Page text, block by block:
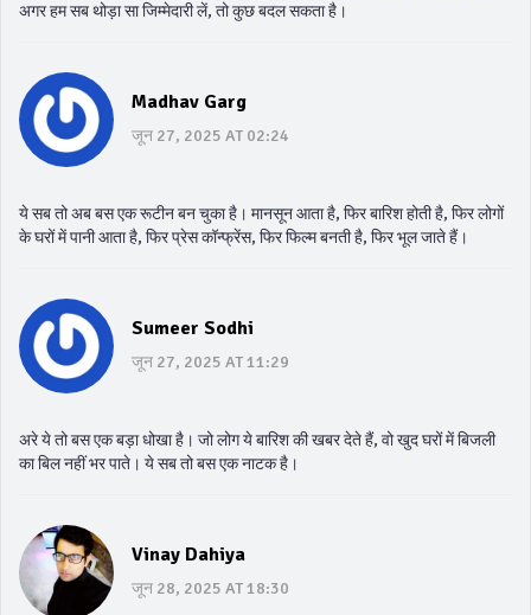
अगर हम सब थोड़ा सा जिम्मेदारी लें, तो कुछ बदल सकता है।
Madhav Garg
जून 27, 2025 AT 02:24
ये सब तो अब बस एक रूटीन बन चुका है। मानसून आता है, फिर बारिश होती है, फिर लोगों
के घरों में पानी आता है, फिर प्रेस कॉन्फ्रेंस, फिर फिल्म बनती है, फिर भूल जाते हैं।
Sumeer Sodhi
जून 27, 2025 AT 11:29
अरे ये तो बस एक बड़ा धोखा है। जो लोग ये बारिश की खबर देते हैं, वो खुद घरों में बिजली
का बिल नहीं भर पाते। ये सब तो बस एक नाटक है।
Vinay Dahiya
जून 28, 2025 AT 18:30